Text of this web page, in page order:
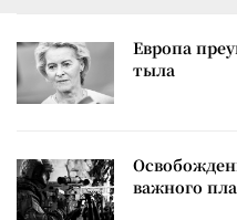
Европа
тыла
важного